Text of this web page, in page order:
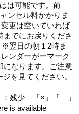
は可能です。前
ンセル料かかりま
更は空いていれば
でにお戻りくださ
※翌日の朝１2時ま
ンダーがーマーク
なります。ご注意
を見てください。
残少 「×」「―」
is available